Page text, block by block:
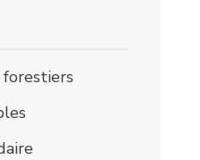
forestiers